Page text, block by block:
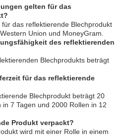
gelten für das
das reflektierende Blechprodukt
Union und MoneyGram.
des reflektierenden
Blechprodukts beträgt
für das reflektierende
Blechprodukt beträgt 20
7 Tagen und 2000 Rollen in 12
Produkt verpackt?
wird mit einer Rolle in einem